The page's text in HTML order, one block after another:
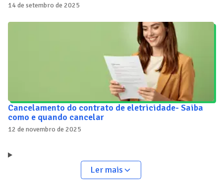
14 de setembro de 2025
Cancelamento do contrato de eletricidade- Saiba
como e quando cancelar
12 de novembro de 2025
Ler mais